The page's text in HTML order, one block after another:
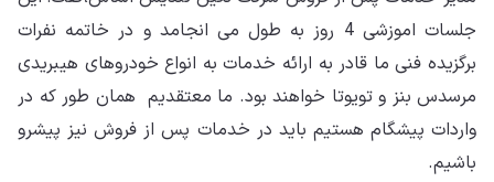
جلسات اموزشی 4 روز به طول می انجامد و در خاتمه نفرات
برگزیده فنی ما قادر به ارائه خدمات به انواع خودروهای هیبریدی
مرسدس بنز و تویوتا خواهند بود. ما معتقدیم همان طور که در
واردات پیشگام هستیم باید در خدمات پس از فروش نیز پیشرو
باشیم.